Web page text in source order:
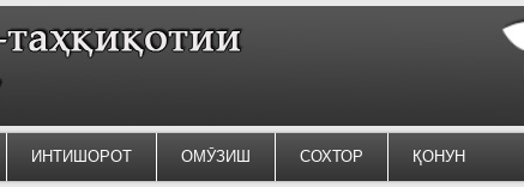
ИНТИШОРОТ ОМӮЗИШ СОХТОР ҚОНУН